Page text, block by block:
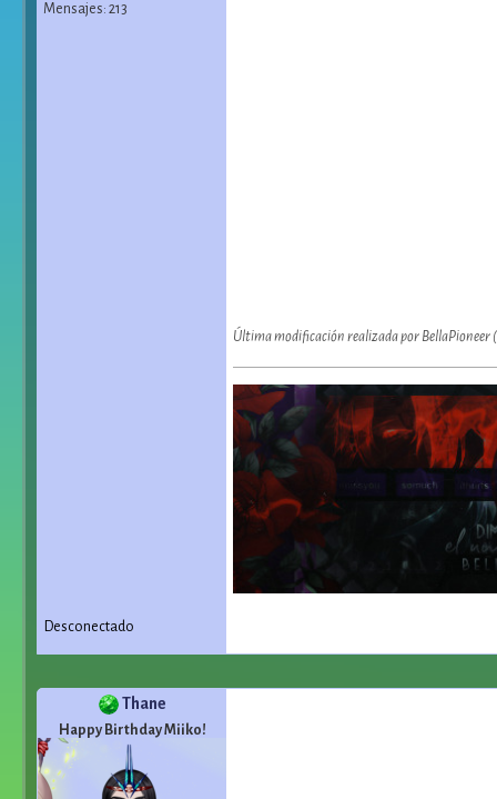
Mensajes: 213
Última modificación realizada por BellaPioneer
Desconectado
Thane
Happy Birthday Miiko!